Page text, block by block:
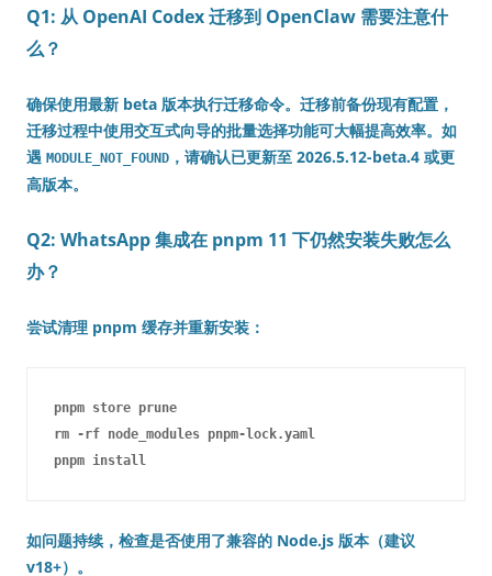
Q1: 从 OpenAI Codex 迁移到 OpenClaw 需要注意什
么？
确保使用最新 beta 版本执行迁移命令。迁移前备份现有配置，
迁移过程中使用交互式向导的批量选择功能可大幅提高效率。如
遇 MODULE_NOT_FOUND ，请确认已更新至 2026.5.12-beta.4 或更
高版本。
Q2: WhatsApp 集成在 pnpm 11 下仍然安装失败怎么
办？
尝试清理 pnpm 缓存并重新安装：
pnpm store prune
rm -rf node_modules pnpm-lock.yaml
如问题持续，检查是否使用了兼容的 Node.js 版本（建议
v18+）。